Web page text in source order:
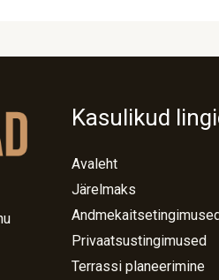
Kasulikud
Avaleht
Järelmaks
Andmekaitsetingimused
Privaatsustingimused
Terrassi planeerimine